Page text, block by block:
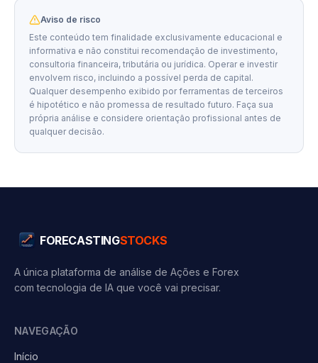
Aviso de risco
Este conteúdo tem finalidade exclusivamente educacional e
informativa e não constitui recomendação de investimento,
consultoria financeira, tributária ou jurídica. Operar e investir
envolvem risco, incluindo a possível perda de capital.
Qualquer desempenho exibido por ferramentas de terceiros
é hipotético e não promessa de resultado futuro. Faça sua
própria análise e considere orientação profissional antes de
qualquer decisão.
FORECASTINGSTOCKS
A única plataforma de análise de Ações e Forex
com tecnologia de IA que você vai precisar.
NAVEGAÇÃO
Início